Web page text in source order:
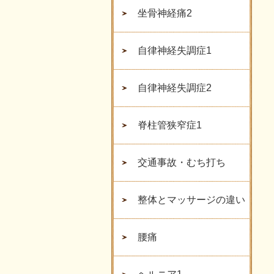
坐骨神経痛2
自律神経失調症1
自律神経失調症2
脊柱管狭窄症1
交通事故・むち打ち
整体とマッサージの違い
腰痛